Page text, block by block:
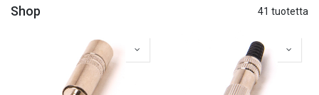
Shop 41 tuotetta